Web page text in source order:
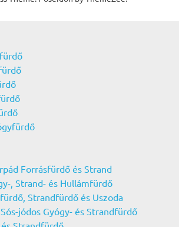
Forrásfürdő és Strand
, Strand- és Hullámfürdő
Strandfürdő és Uszoda
jódos Gyógy- és Strandfürdő